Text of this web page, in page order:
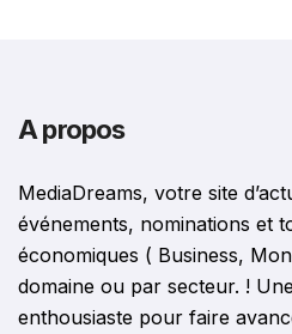
A propos
MediaDreams, votre site
événements, nominations et
économiques ( Business,
domaine ou par secteur. !
enthousiaste pour faire